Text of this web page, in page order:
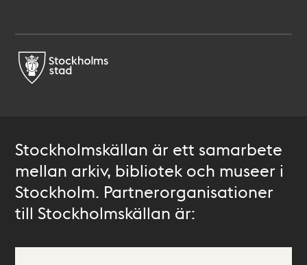
Stockholmskällan är ett samarbete
mellan arkiv, bibliotek och museer i
Stockholm. Partnerorganisationer
till Stockholmskällan är: